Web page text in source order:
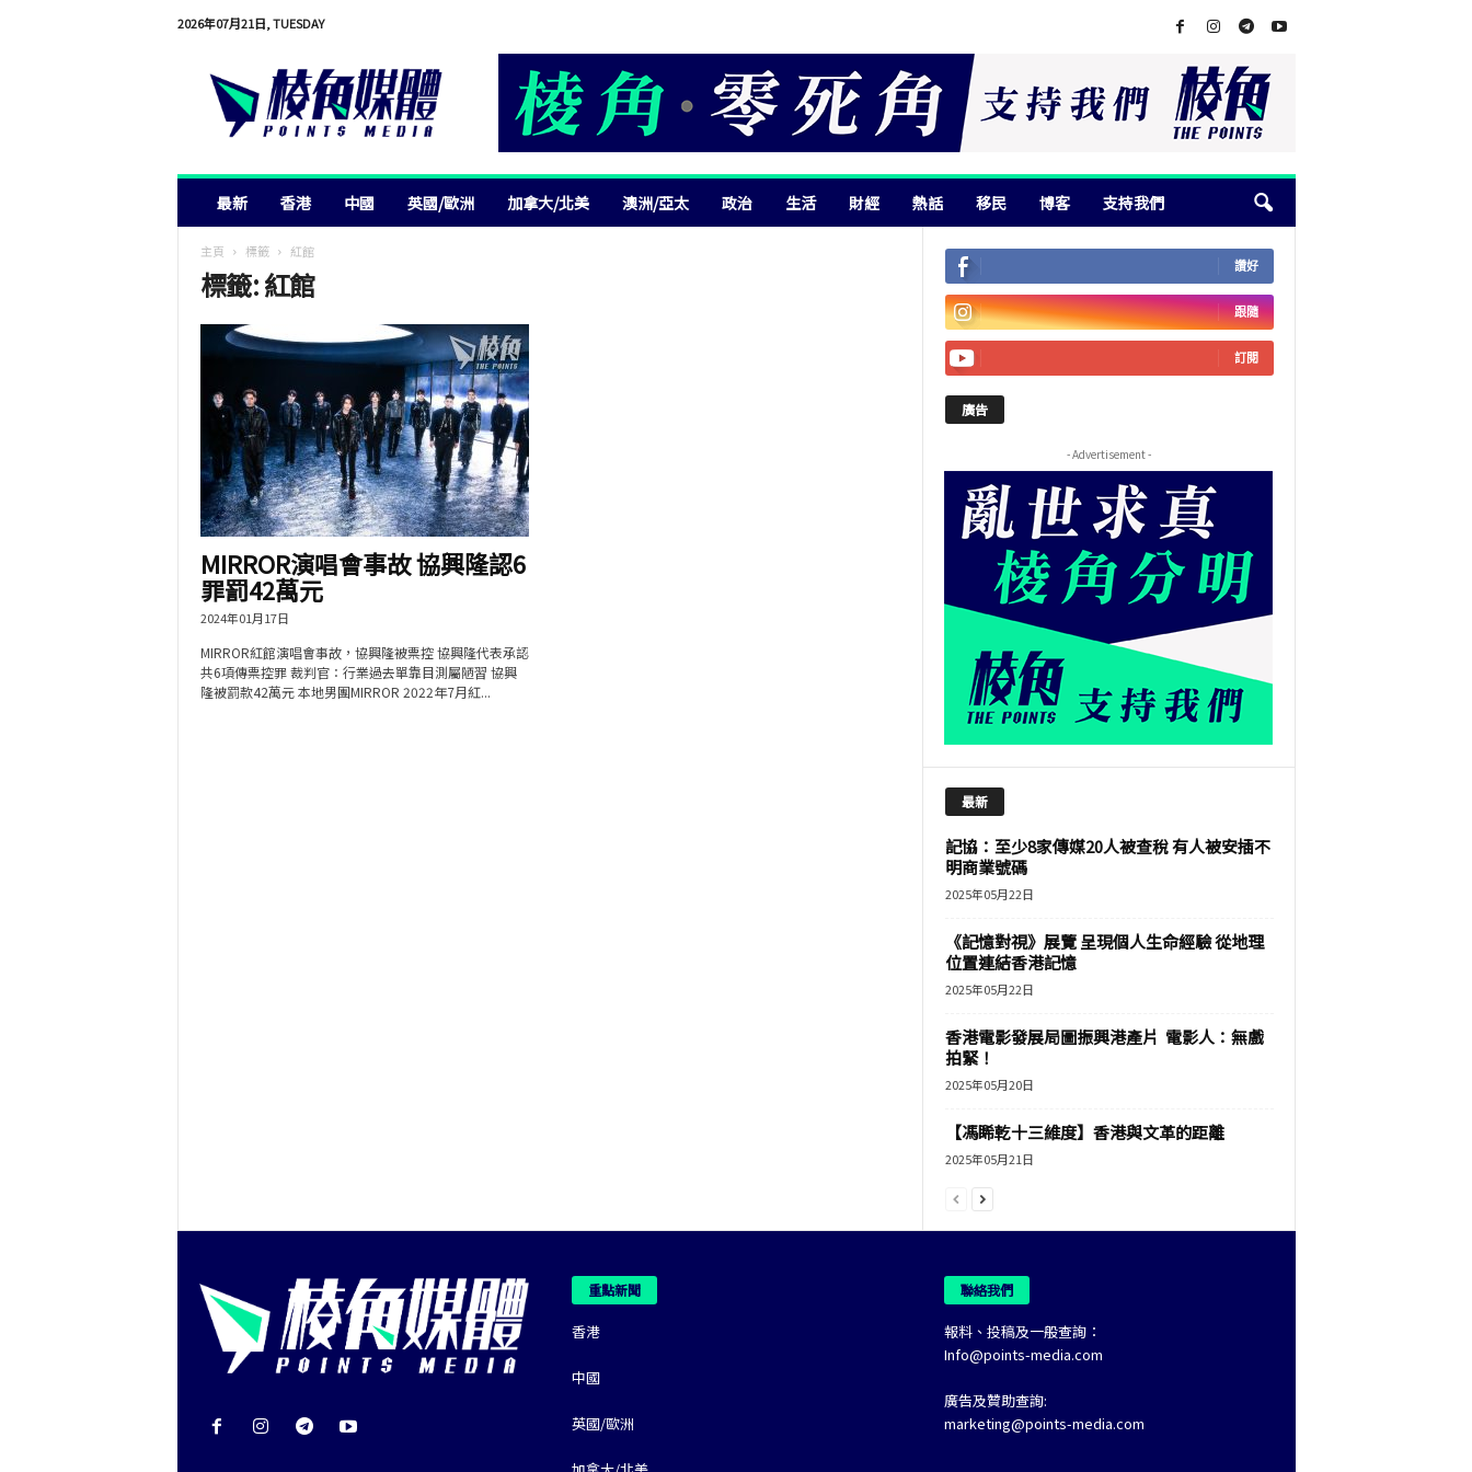
2026年07月21日, TUESDAY
最新 香港 中國 英國/歐洲 加拿大/北美 澳洲/亞太 政治 生活 財經 熱話 移民 博客 支持我們
主頁 標籤 紅館
標籤: 紅館
MIRROR演唱會事故 協興隆認6
罪罰42萬元
2024年01月17日
MIRROR紅館演唱會事故，協興隆被票控 協興隆代表承認
共6項傳票控罪 裁判官：行業過去單靠目測屬陋習 協興
隆被罰款42萬元 本地男團MIRROR 2022年7月紅...
讚好
跟隨
訂閱
廣告
- Advertisement -
最新
記協：至少8家傳媒20人被查稅 有人被安插不
明商業號碼
2025年05月22日
《記憶對視》展覽 呈現個人生命經驗 從地理
位置連結香港記憶
2025年05月22日
香港電影發展局圖振興港產片 電影人：無戲
拍緊！
2025年05月20日
【馮睎乾十三維度】香港與文革的距離
2025年05月21日
重點新聞
香港
中國
英國/歐洲
聯絡我們
報料、投稿及一般查詢：
Info@points-media.com
廣告及贊助查詢:
marketing@points-media.com